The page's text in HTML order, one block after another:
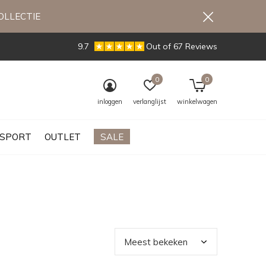
SPORT OUTLET SALE
inloggen verlanglijst
0
winkelwagen
0
9.7 Out of 67 Reviews